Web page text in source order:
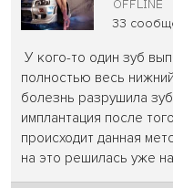
33
У кого-то один зуб
полностью весь
болезнь разрушила
имплантация после
происходит данная
на это решилась уже